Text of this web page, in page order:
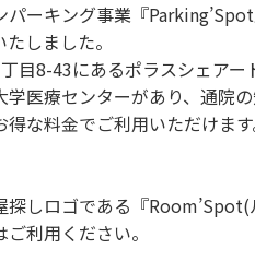
パーキング事業『
しました。
目8-43にあるポラスシェア
学医療センターがあり、通院
得な料金でご利用いただけま
しロゴである『
利用ください。